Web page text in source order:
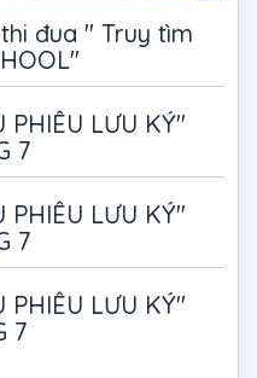
đua " Truy tìm
PHIÊU LƯU KÝ"
7
PHIÊU LƯU KÝ"
7
PHIÊU LƯU KÝ"
7